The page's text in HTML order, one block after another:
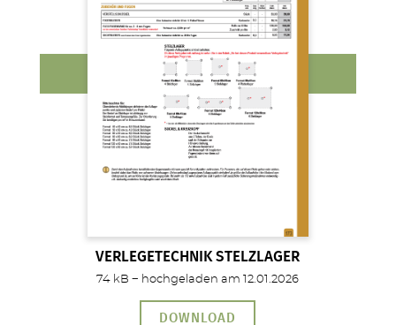
VERLEGETECHNIK STELZLAGER
74 kB − hochgeladen am 12.01.2026
DOWNLOAD